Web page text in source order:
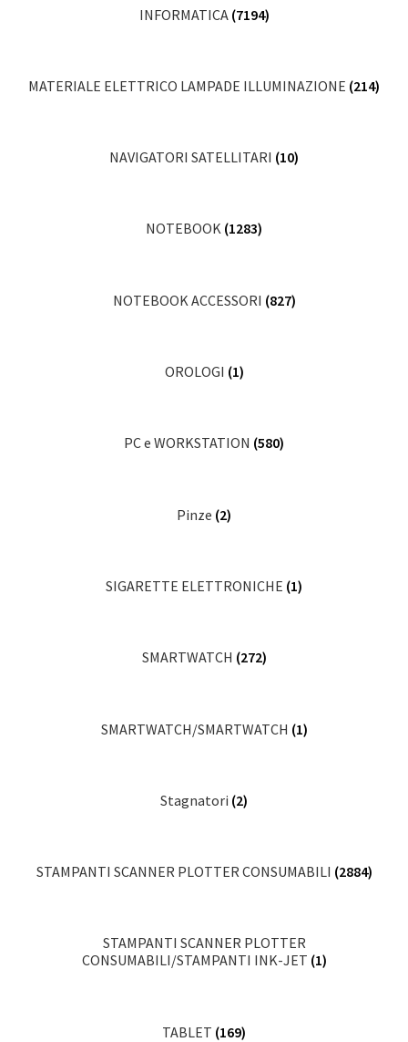
INFORMATICA (7194)
MATERIALE ELETTRICO LAMPADE ILLUMINAZIONE (214)
NAVIGATORI SATELLITARI (10)
NOTEBOOK (1283)
NOTEBOOK ACCESSORI (827)
OROLOGI (1)
PC e WORKSTATION (580)
Pinze (2)
SIGARETTE ELETTRONICHE (1)
SMARTWATCH (272)
SMARTWATCH/SMARTWATCH (1)
Stagnatori (2)
STAMPANTI SCANNER PLOTTER CONSUMABILI (2884)
STAMPANTI SCANNER PLOTTER
CONSUMABILI/STAMPANTI INK-JET (1)
TABLET (169)